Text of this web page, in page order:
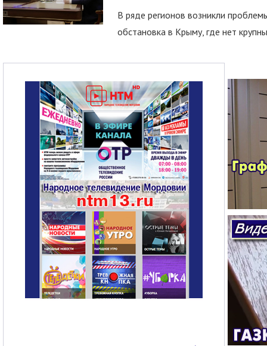
В ряде регионов возникли
обстановка в Крыму, где нет